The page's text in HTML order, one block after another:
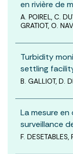
en rivière de
A. POIREL, C.
GRATIOT, O.
Turbidity
settling
B. GALLIOT, D.
La mesure
surveillance
F.